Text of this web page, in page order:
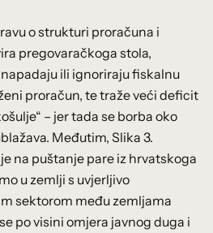
o strukturi proračuna i
pregovaračkoga stola,
ili ignoriraju fiskalnu
proračun, te traže veći deficit
– jer tada se borba oko
Međutim, Slika 3.
na puštanje pare iz hrvatskoga
u zemlji s uvjerljivo
sektorom među zemljama
po visini omjera javnog duga i